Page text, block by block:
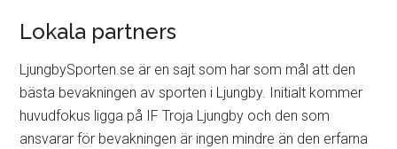
Lokala partners
LjungbySporten.se är en sajt som har som mål att den
bästa bevakningen av sporten i Ljungby. Initialt kommer
huvudfokus ligga på IF Troja Ljungby och den som
ansvarar för bevakningen är ingen mindre än den erfarna